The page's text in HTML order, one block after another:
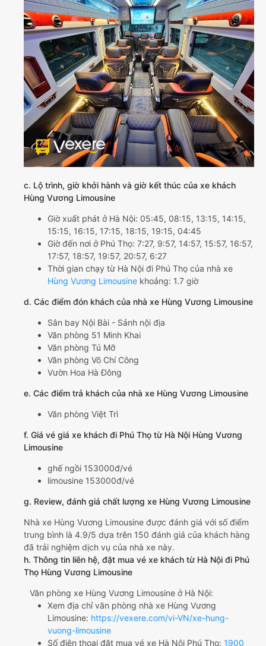
c. Lộ trình, giờ khởi hành và giờ kết thúc của xe khách
Hùng Vương Limousine
Giờ xuất phát ở Hà Nội: 05:45, 08:15, 13:15, 14:15,
15:15, 16:15, 17:15, 18:15, 19:15, 04:45
Giờ đến nơi ở Phú Thọ: 7:27, 9:57, 14:57, 15:57, 16:57,
17:57, 18:57, 19:57, 20:57, 6:27
Thời gian chạy từ Hà Nội đi Phú Thọ của nhà xe
Hùng Vương Limousine khoảng: 1.7 giờ
d. Các điểm đón khách của nhà xe Hùng Vương Limousine
Sân bay Nội Bài - Sảnh nội địa
Văn phòng 51 Minh Khai
Văn phòng Tú Mỡ
Văn phòng Võ Chí Công
Vườn Hoa Hà Đông
e. Các điểm trả khách của nhà xe Hùng Vương Limousine
Văn phòng Việt Trì
f. Giá vé giá xe khách đi Phú Thọ từ Hà Nội Hùng Vương
Limousine
ghế ngồi 153000đ/vé
limousine 153000đ/vé
g. Review, đánh giá chất lượng xe Hùng Vương Limousine
Nhà xe Hùng Vương Limousine được đánh giá với số điểm
trung bình là 4.9/5 dựa trên 150 đánh giá của khách hàng
đã trải nghiệm dịch vụ của nhà xe này.
h. Thông tin liên hệ, đặt mua vé xe khách từ Hà Nội đi Phú
Thọ Hùng Vương Limousine
Văn phòng xe Hùng Vương Limousine ở Hà Nội:
Xem địa chỉ văn phòng nhà xe Hùng Vương
Limousine: https://vexere.com/vi-VN/xe-hung-
vuong-limousine
Số điện thoại đặt mua vé xe Hà Nội Phú Thọ: 1900